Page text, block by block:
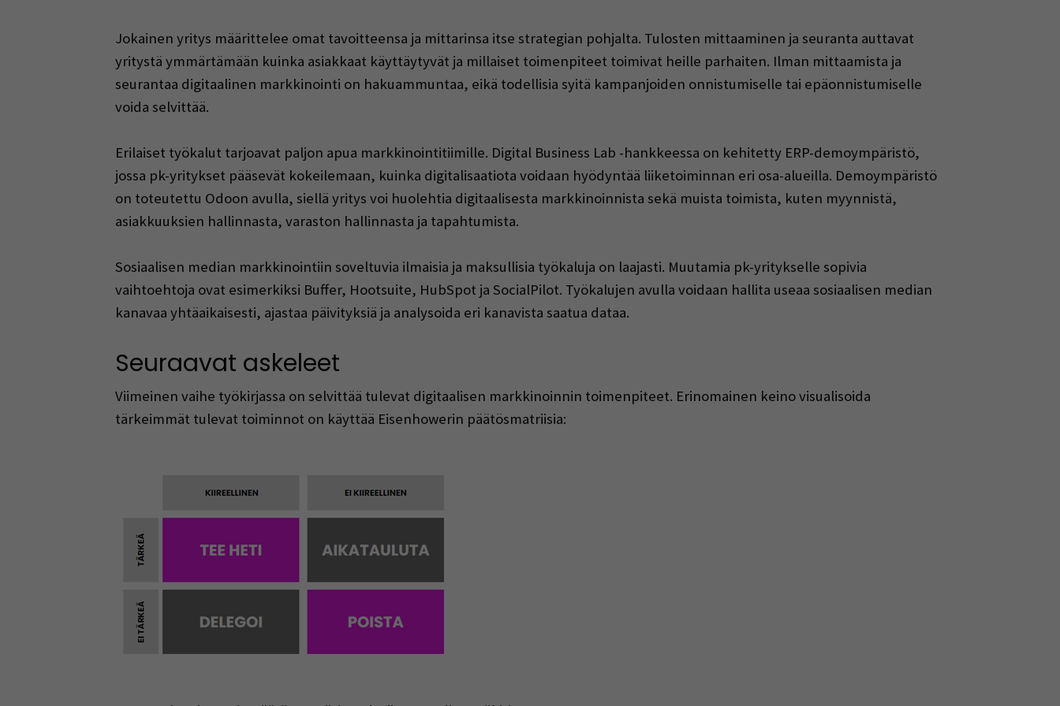
Jokainen yritys määrittelee omat tavoitteensa ja mittarinsa itse strategian pohjalta. Tulosten mittaaminen ja seuranta auttavat
yritystä ymmärtämään kuinka asiakkaat käyttäytyvät ja millaiset toimenpiteet toimivat heille parhaiten. Ilman mittaamista ja
seurantaa digitaalinen markkinointi on hakuammuntaa, eikä todellisia syitä kampanjoiden onnistumiselle tai epäonnistumiselle
voida selvittää.
Erilaiset työkalut tarjoavat paljon apua markkinointitiimille. Digital Business Lab -hankkeessa on kehitetty ERP-demoympäristö,
jossa pk-yritykset pääsevät kokeilemaan, kuinka digitalisaatiota voidaan hyödyntää liiketoiminnan eri osa-alueilla. Demoympäristö
on toteutettu Odoon avulla, siellä yritys voi huolehtia digitaalisesta markkinoinnista sekä muista toimista, kuten myynnistä,
asiakkuuksien hallinnasta, varaston hallinnasta ja tapahtumista.
Sosiaalisen median markkinointiin soveltuvia ilmaisia ja maksullisia työkaluja on laajasti. Muutamia pk-yritykselle sopivia
vaihtoehtoja ovat esimerkiksi Buffer, Hootsuite, HubSpot ja SocialPilot. Työkalujen avulla voidaan hallita useaa sosiaalisen median
kanavaa yhtäaikaisesti, ajastaa päivityksiä ja analysoida eri kanavista saatua dataa.
Seuraavat askeleet
Viimeinen vaihe työkirjassa on selvittää tulevat digitaalisen markkinoinnin toimenpiteet. Erinomainen keino visualisoida
tärkeimmät tulevat toiminnot on käyttää Eisenhowerin päätösmatriisia: